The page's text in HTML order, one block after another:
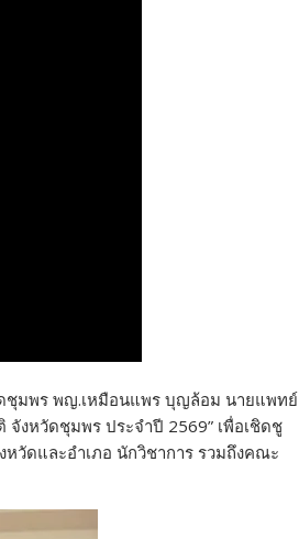
ดชุมพร พญ.เหมือนแพร บุญล้อม นายแพทย์
งหวัดชุมพร ประจำปี 2569” เพื่อเชิดชู
วัดและอำเภอ นักวิชาการ รวมถึงคณะ